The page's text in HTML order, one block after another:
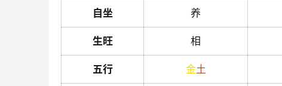
自坐 养
生旺 相
五行 金土